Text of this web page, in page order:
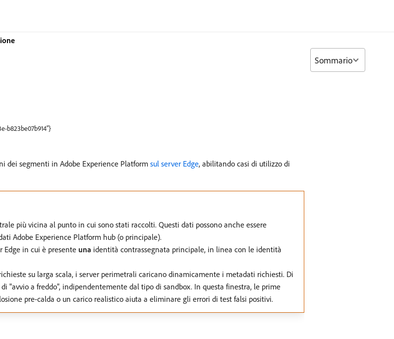
b823be07b914"}
dei segmenti in Adobe Experience Platform sul server Edge, abilitando casi di utilizzo di
più vicina al punto in cui sono stati raccolti. Questi dati possono anche essere
Adobe Experience Platform hub (o principale).
Edge in cui è presente una identità contrassegnata principale, in linea con le identità
su larga scala, i server perimetrali caricano dinamicamente i metadati richiesti. Di
"avvio a freddo", indipendentemente dal tipo di sandbox. In questa finestra, le prime
pre-calda o un carico realistico aiuta a eliminare gli errori di test falsi positivi.
Sommario